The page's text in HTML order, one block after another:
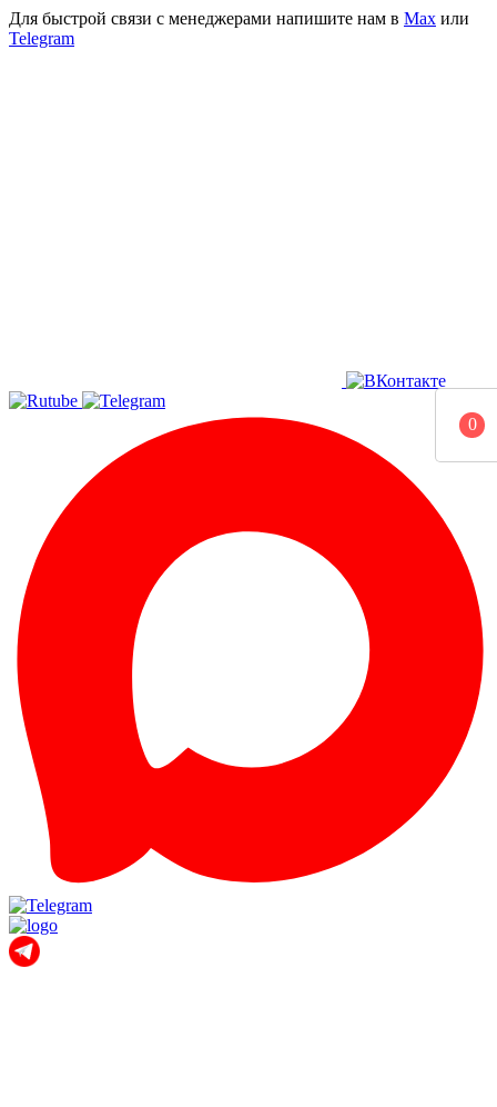
Для быстрой связи с менеджерами напишите нам в Мах или
Telegram
0